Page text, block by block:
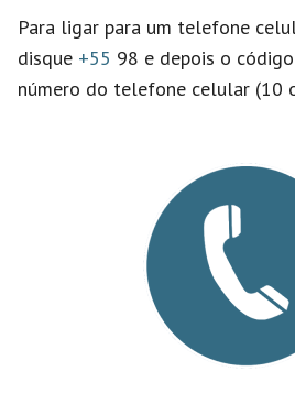
Para ligar para um telefone
disque +55 98 e depois o
número do telefone celular (10